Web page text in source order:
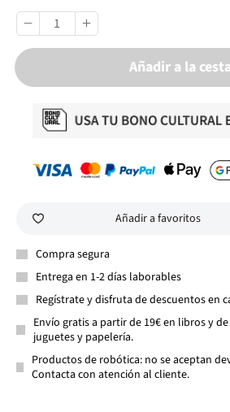
Añadir a la cesta
Añadir a favoritos
Compra segura
Entrega en 1-2 días laborables
Regístrate y disfruta de descuentos en
Envío gratis a partir de 19€ en libros y
juguetes y papelería.
Productos de robótica: no se aceptan
Contacta con atención al cliente.